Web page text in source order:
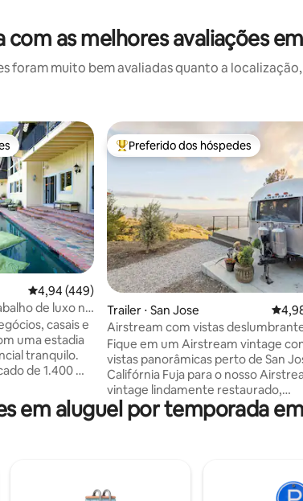
as melhores avaliações
foram muito bem avaliadas quanto a
dos hóspedes
4,94 de uma avaliação média de 5, 449 avaliações
4,94 (449)
de luxo no
casais e
uma estadia
tranquilo.
de 1.400 m²
uso exclusivo.
Wi-Fi
com
Entre os melhores preferidos dos
Preferido dos hóspedes
Trailer ⋅ San Jose 4,98
Airstream com vistas
Vale do Silício
Fique em um Airstream vintage
vistas panorâmicas perto de San
Califórnia Fuja para o nosso
vintage lindamente restaurado,
perfeitamente localizado no sopé
tranquilo de San Jose. A poucos
aconchegante e fácil acesso às
atrações da Bay Area. A apenas 12
em aluguel por temporada